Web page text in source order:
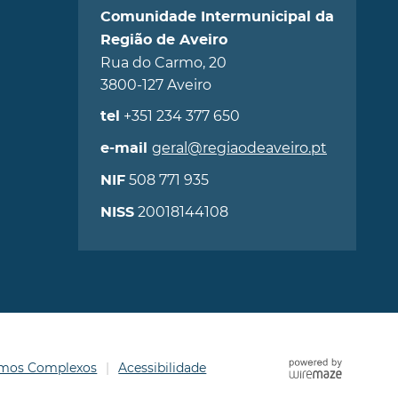
Comunidade Intermunicipal da
Região de Aveiro
Rua do Carmo, 20
3800-127 Aveiro
tel +351 234 377 650
e-mail geral@regiaodeaveiro.pt
NIF508 771 935
NISS20018144108
Complexos Acessibilidade